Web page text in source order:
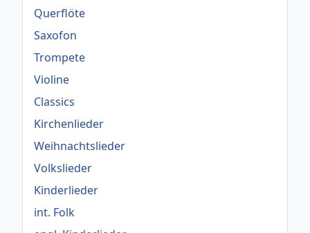
Querflöte
Saxofon
Trompete
Violine
Classics
Kirchenlieder
Weihnachtslieder
Volkslieder
Kinderlieder
int. Folk